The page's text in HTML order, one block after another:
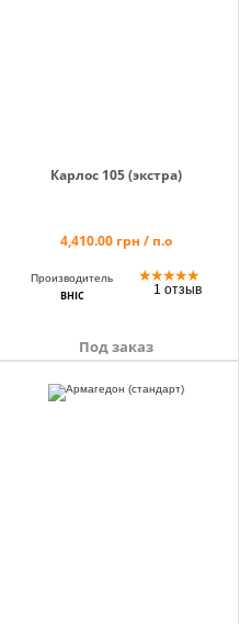
Карлос 105 (экстра)
4,410.00 грн / п.о
Производитель
ВНІС
★★★★★
1 отзыв
Под заказ